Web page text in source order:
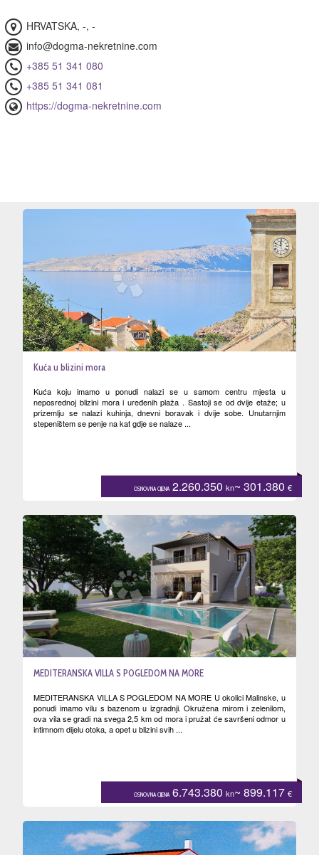
HRVATSKA, -, -
info@dogma-nekretnine.com
+385 51 341 080
+385 51 341 081
https://dogma-nekretnine.com
Kuća u blizini mora
Kuća koju imamo u ponudi nalazi se u samom centru mjesta u
neposrednoj blizini mora i uređenih plaža . Sastoji se od dvije etaže; u
prizemlju se nalazi kuhinja, dnevni boravak i dvije sobe. Unutarnjim
stepeništem se penje na kat gdje se nalaze ...
OSNOVNA CIJENA 2.260.350 kn~ 301.380 €
MEDITERANSKA VILLA S POGLEDOM NA MORE
MEDITERANSKA VILLA S POGLEDOM NA MORE U okolici Malinske, u
ponudi imamo vilu s bazenom u izgradnji. Okružena mirom i zelenilom,
ova vila se gradi na svega 2,5 km od mora i pružat će savršeni odmor u
intimnom dijelu otoka, a opet u blizini svih ...
OSNOVNA CIJENA 6.743.380 kn~ 899.117 €